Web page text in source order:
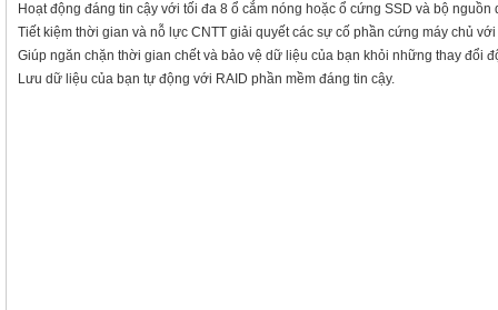
Hoạt động đáng tin cậy với tối đa 8 ổ cắm nóng hoặc ổ cứng SSD và bộ nguồn
Tiết kiệm thời gian và nỗ lực CNTT giải quyết các sự cố phần cứng máy chủ
Giúp ngăn chặn thời gian chết và bảo vệ dữ liệu của bạn khỏi những thay đổi
Lưu dữ liệu của bạn tự động với RAID phần mềm đáng tin cậy.